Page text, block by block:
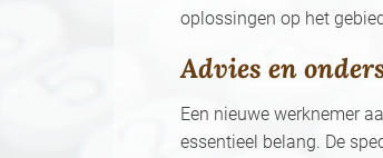
oplossingen op het
Advies en
Een nieuwe werknemer
essentieel belang. De